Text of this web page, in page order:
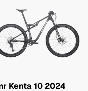
Kenta 10 2024